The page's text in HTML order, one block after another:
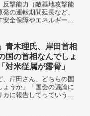
反撃能力（敵基地攻撃能
の運転期間延長など、
安全保障やエネルギー政
する丁寧な説明を欠いて
青木理氏、岸田首相
国の首相なんでしょ
対米従属が露骨」
、岸田さん、どちらの国
ょうか」「国会の議論に
に報告してっていう状